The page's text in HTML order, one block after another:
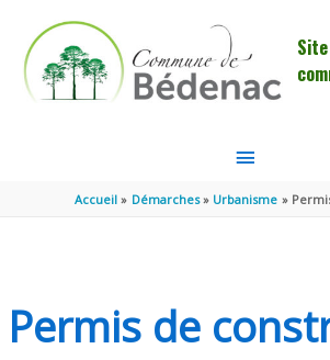
MENU
Accueil Démarches Urbanisme
Permis de